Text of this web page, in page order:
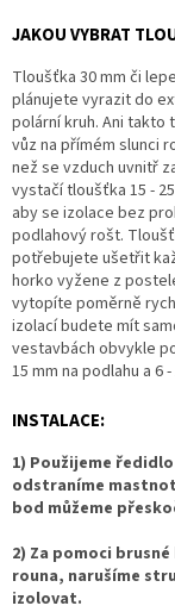
JAKOU VYBRAT
Tloušťka 30 mm či
plánujete vyrazit do
polární kruh. Ani takto
vůz na přímém slunci
než se vzduch uvnitř
vystačí tloušťka 15 -
aby se izolace bez
podlahový rošt.
potřebujete ušetřit
horko vyžene z
vytopíte poměrně
izolací budete mít
vestavbách obvykle
15 mm na podlahu a 6
INSTALACE:
1) Použijeme
odstraníme
bod můžeme
2) Za pomoci
rouna, narušíme
izolovat.